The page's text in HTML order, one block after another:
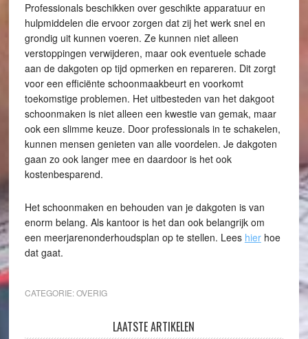
Professionals beschikken over geschikte apparatuur en
hulpmiddelen die ervoor zorgen dat zij het werk snel en
grondig uit kunnen voeren. Ze kunnen niet alleen
verstoppingen verwijderen, maar ook eventuele schade
aan de dakgoten op tijd opmerken en repareren. Dit zorgt
voor een efficiënte schoonmaakbeurt en voorkomt
toekomstige problemen. Het uitbesteden van het dakgoot
schoonmaken is niet alleen een kwestie van gemak, maar
ook een slimme keuze. Door professionals in te schakelen,
kunnen mensen genieten van alle voordelen. Je dakgoten
gaan zo ook langer mee en daardoor is het ook
kostenbesparend.
Het schoonmaken en behouden van je dakgoten is van
enorm belang. Als kantoor is het dan ook belangrijk om
een meerjarenonderhoudsplan op te stellen. Lees hierhoe
dat gaat.
CATEGORIE:OVERIG
LAATSTE ARTIKELEN